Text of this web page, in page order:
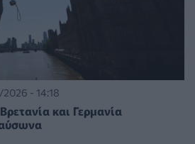
- 14:18
και Γερμανία